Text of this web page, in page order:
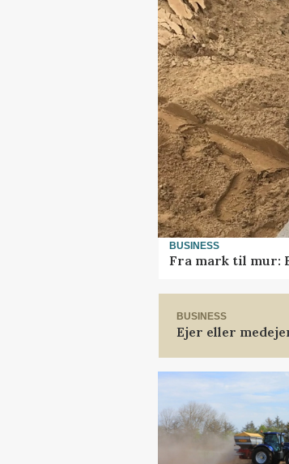
BUSINESS
Fra mark til mur:
BUSINESS
Ejer eller